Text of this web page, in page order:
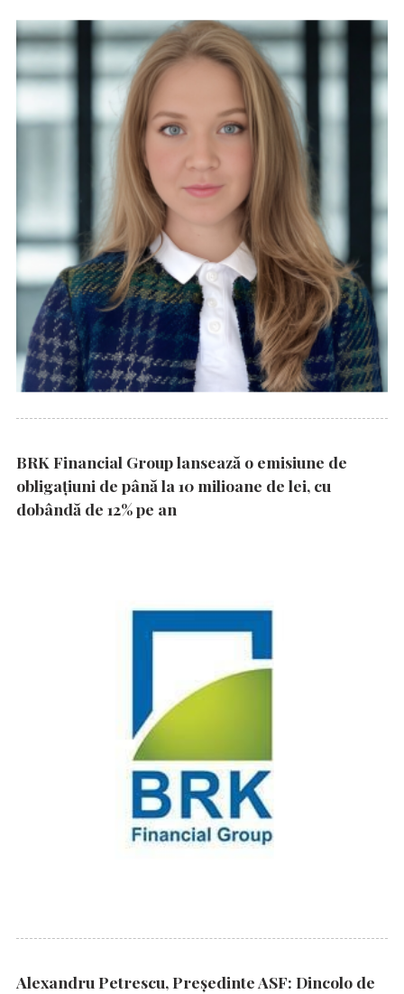
BRK Financial Group lansează o emisiune de
obligațiuni de până la 10 milioane de lei, cu
dobândă de 12% pe an
Alexandru Petrescu, Președinte ASF: Dincolo de